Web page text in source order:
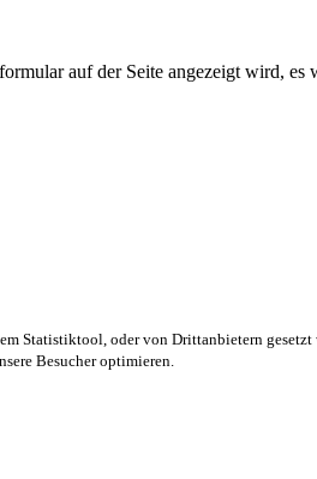
auf der Seite angezeigt wird, es
Statistiktool, oder von Drittanbietern gesetzt
Besucher optimieren.